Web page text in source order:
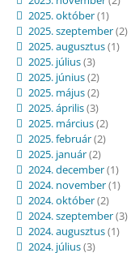
2025. október(1)
2025. szeptember(2)
2025. augusztus(1)
2025. július(3)
2025. június(2)
2025. május(2)
2025. április(3)
2025. március(2)
2025. február(2)
2025. január(2)
2024. december(1)
2024. november(1)
2024. október(2)
2024. szeptember(3)
2024. augusztus(1)
2024. július(3)